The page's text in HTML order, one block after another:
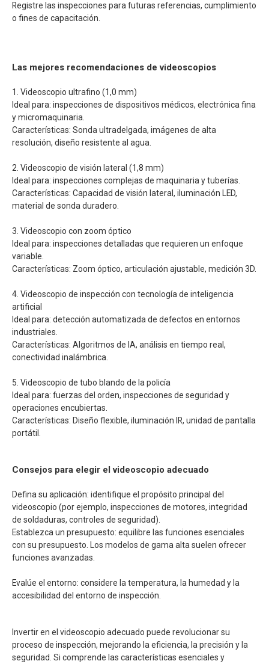
Registre las inspecciones para futuras referencias, cumplimiento
o fines de capacitación.
Las mejores recomendaciones de videoscopios
1. Videoscopio ultrafino (1,0 mm)
Ideal para: inspecciones de dispositivos médicos, electrónica fina
y micromaquinaria.
Características: Sonda ultradelgada, imágenes de alta
resolución, diseño resistente al agua.
2. Videoscopio de visión lateral (1,8 mm)
Ideal para: inspecciones complejas de maquinaria y tuberías.
Características: Capacidad de visión lateral, iluminación LED,
material de sonda duradero.
3. Videoscopio con zoom óptico
Ideal para: inspecciones detalladas que requieren un enfoque
variable.
Características: Zoom óptico, articulación ajustable, medición 3D.
4. Videoscopio de inspección con tecnología de inteligencia
artificial
Ideal para: detección automatizada de defectos en entornos
industriales.
Características: Algoritmos de IA, análisis en tiempo real,
conectividad inalámbrica.
5. Videoscopio de tubo blando de la policía
Ideal para: fuerzas del orden, inspecciones de seguridad y
operaciones encubiertas.
Características: Diseño flexible, iluminación IR, unidad de pantalla
portátil.
Consejos para elegir el videoscopio adecuado
Defina su aplicación: identifique el propósito principal del
videoscopio (por ejemplo, inspecciones de motores, integridad
de soldaduras, controles de seguridad).
Establezca un presupuesto: equilibre las funciones esenciales
con su presupuesto. Los modelos de gama alta suelen ofrecer
funciones avanzadas.
Evalúe el entorno: considere la temperatura, la humedad y la
accesibilidad del entorno de inspección.
Invertir en el videoscopio adecuado puede revolucionar su
proceso de inspección, mejorando la eficiencia, la precisión y la
seguridad. Si comprende las características esenciales y